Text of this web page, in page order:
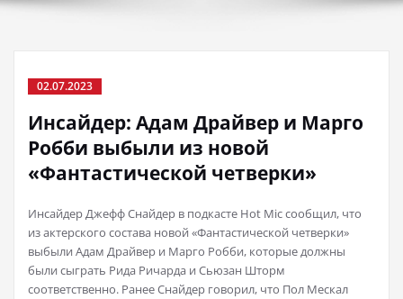
02.07.2023
Инсайдер: Адам Драйвер и Марго
Робби выбыли из новой
«Фантастической четверки»
Инсайдер Джефф Снайдер в подкасте Hot Mic сообщил, что
из актерского состава новой «Фантастической четверки»
выбыли Адам Драйвер и Марго Робби, которые должны
были сыграть Рида Ричарда и Сьюзан Шторм
соответственно. Ранее Снайдер говорил, что Пол Мескал